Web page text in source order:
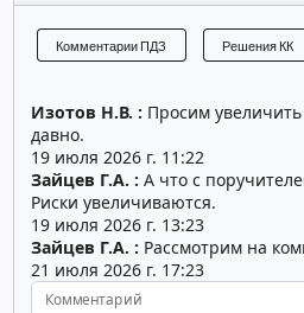
Комментарии ПДЗ Решения КК
Изотов Н.В. : Просим
давно.
19 июля 2026 г. 11:22
Зайцев Г.А. : А что с
Риски увеличиваются.
19 июля 2026 г. 13:23
Зайцев Г.А. : Рассмотрим на
21 июля 2026 г. 17:23
Комментарий